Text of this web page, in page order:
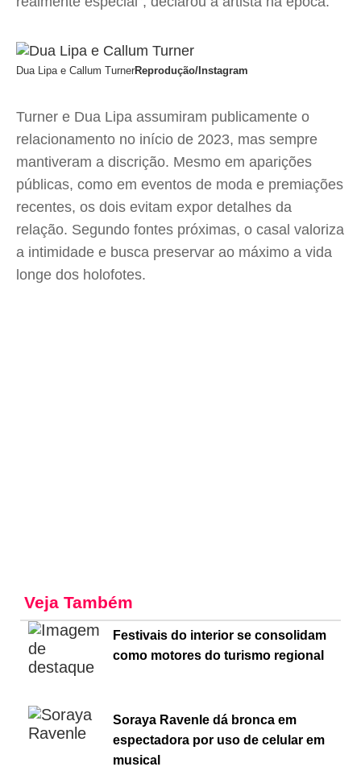
Dua Lipa e Callum TurnerReprodução/Instagram
Turner e Dua Lipa assumiram publicamente o
relacionamento no início de 2023, mas sempre
mantiveram a discrição. Mesmo em aparições
públicas, como em eventos de moda e premiações
recentes, os dois evitam expor detalhes da
relação. Segundo fontes próximas, o casal valoriza
a intimidade e busca preservar ao máximo a vida
longe dos holofotes.
Veja Também
Festivais do interior se consolidam
como motores do turismo regional
Soraya Ravenle dá bronca em
espectadora por uso de celular em
musical